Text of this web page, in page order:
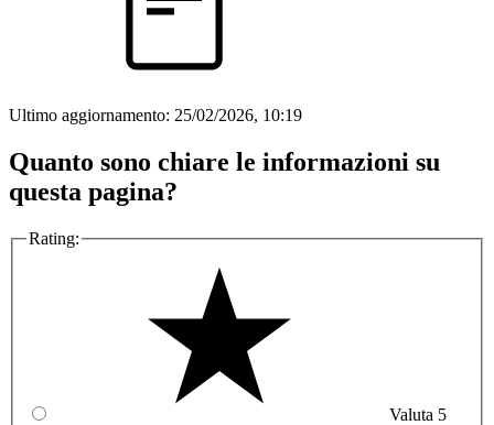
Ultimo aggiornamento: 25/02/2026, 10:19
Quanto sono chiare le informazioni su
questa pagina?
Rating:
Valuta 5